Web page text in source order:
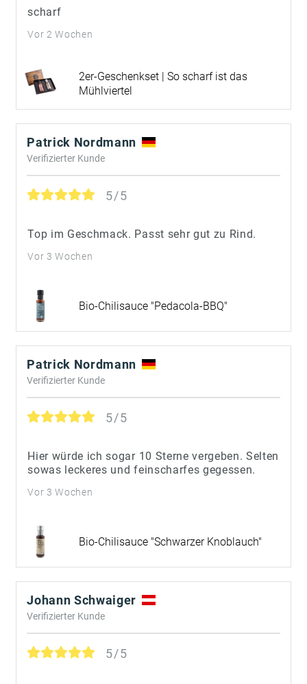
scharf
Vor 2 Wochen
2er-Geschenkset | So scharf ist das
Mühlviertel
Patrick Nordmann
Verifizierter Kunde
5/5
Top im Geschmack. Passt sehr gut zu Rind.
Vor 3 Wochen
Bio-Chilisauce "Pedacola-BBQ"
Patrick Nordmann
Verifizierter Kunde
5/5
Hier würde ich sogar 10 Sterne vergeben. Selten
sowas leckeres und feinscharfes gegessen.
Vor 3 Wochen
Bio-Chilisauce "Schwarzer Knoblauch"
Johann Schwaiger
Verifizierter Kunde
5/5